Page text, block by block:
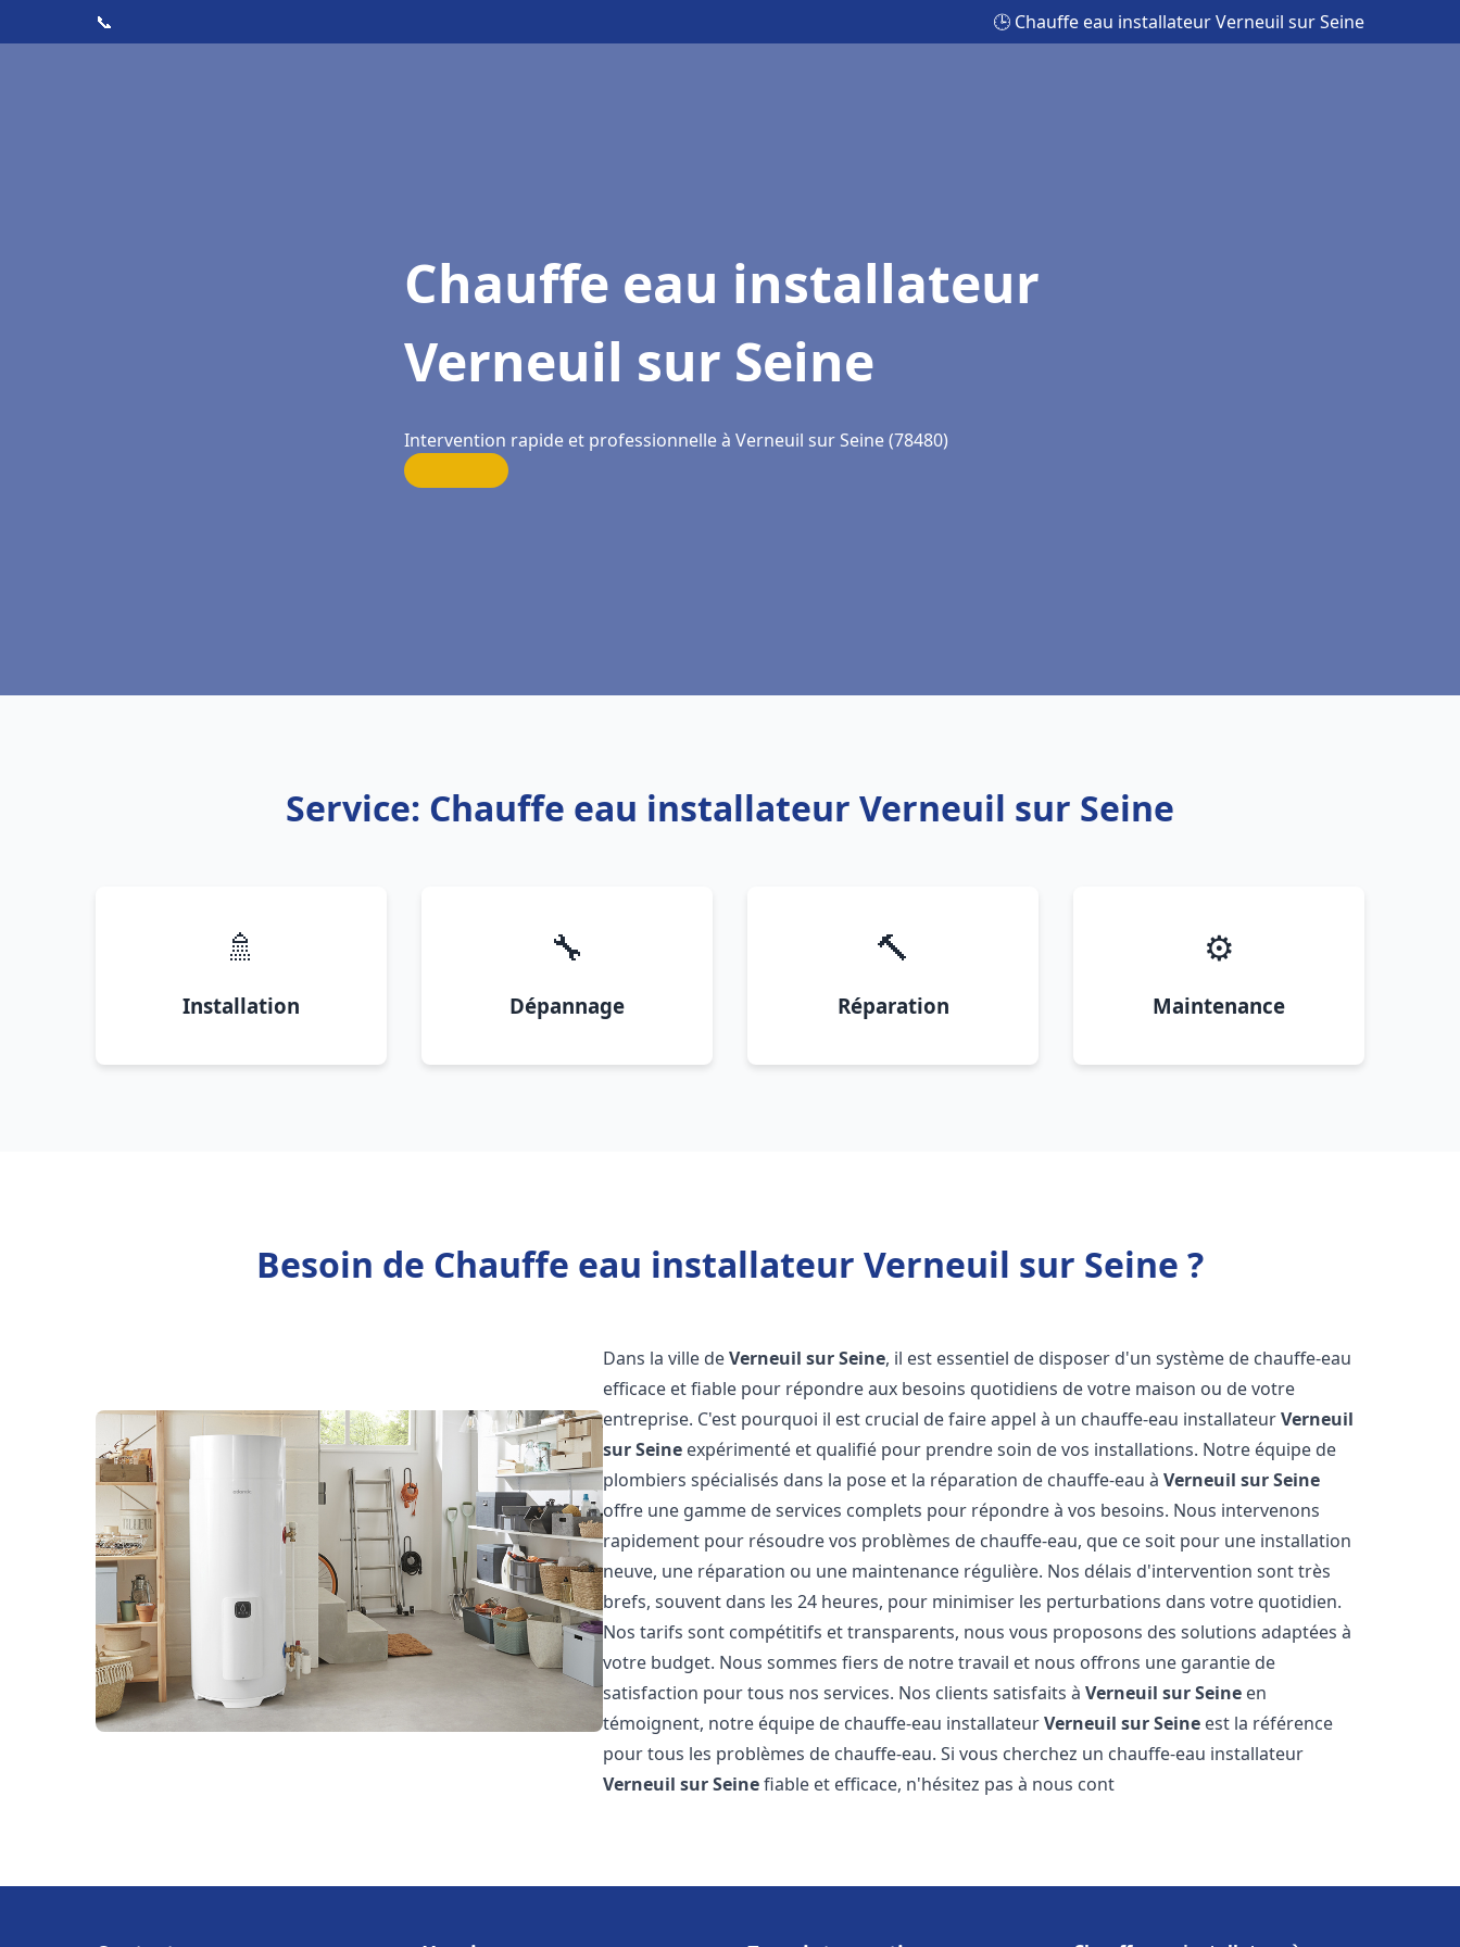
📞 🕒 Chauffe eau installateur Verneuil sur Seine
Chauffe eau installateur
Verneuil sur Seine
Intervention rapide et professionnelle à Verneuil sur Seine (78480)
Service: Chauffe eau installateur Verneuil sur Seine
🚿
Installation
🔧
Dépannage
🔨
Réparation
⚙️
Maintenance
Besoin de Chauffe eau installateur Verneuil sur Seine ?
Dans la ville deVerneuil sur Seine, il est essentiel de disposer d'un système de chauffe-eau
efficace et fiable pour répondre aux besoins quotidiens de votre maison ou de votre
entreprise. C'est pourquoi il est crucial de faire appel à un chauffe-eau installateurVerneuil
sur Seine expérimenté et qualifié pour prendre soin de vos installations. Notre équipe de
plombiers spécialisés dans la pose et la réparation de chauffe-eau àVerneuil sur Seine
offre une gamme de services complets pour répondre à vos besoins. Nous intervenons
rapidement pour résoudre vos problèmes de chauffe-eau, que ce soit pour une installation
neuve, une réparation ou une maintenance régulière. Nos délais d'intervention sont très
brefs, souvent dans les 24 heures, pour minimiser les perturbations dans votre quotidien.
Nos tarifs sont compétitifs et transparents, nous vous proposons des solutions adaptées à
votre budget. Nous sommes fiers de notre travail et nous offrons une garantie de
satisfaction pour tous nos services. Nos clients satisfaits àVerneuil sur Seine en
témoignent, notre équipe de chauffe-eau installateurVerneuil sur Seine est la référence
pour tous les problèmes de chauffe-eau. Si vous cherchez un chauffe-eau installateur
Verneuil sur Seinefiable et efficace, n'hésitez pas à nous cont